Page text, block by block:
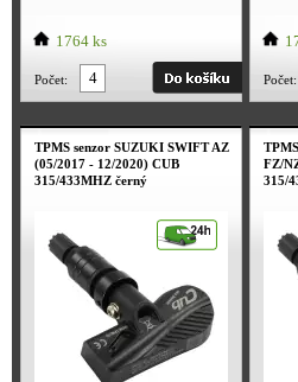
moment šroubku 2 Nm. TPMS
plechové disky. Frekvence senzoru
dle evropské normy 433MHZ /
315 MHz. Tpms senzor obsahuje
více.
1764 ks
Počet:
dle
315
více.
Počet:
TPMS senzor SUZUKI SWIFT AZ
(05/2017 - 12/2020) CUB
315/433MHZ černý
FZ/
315/